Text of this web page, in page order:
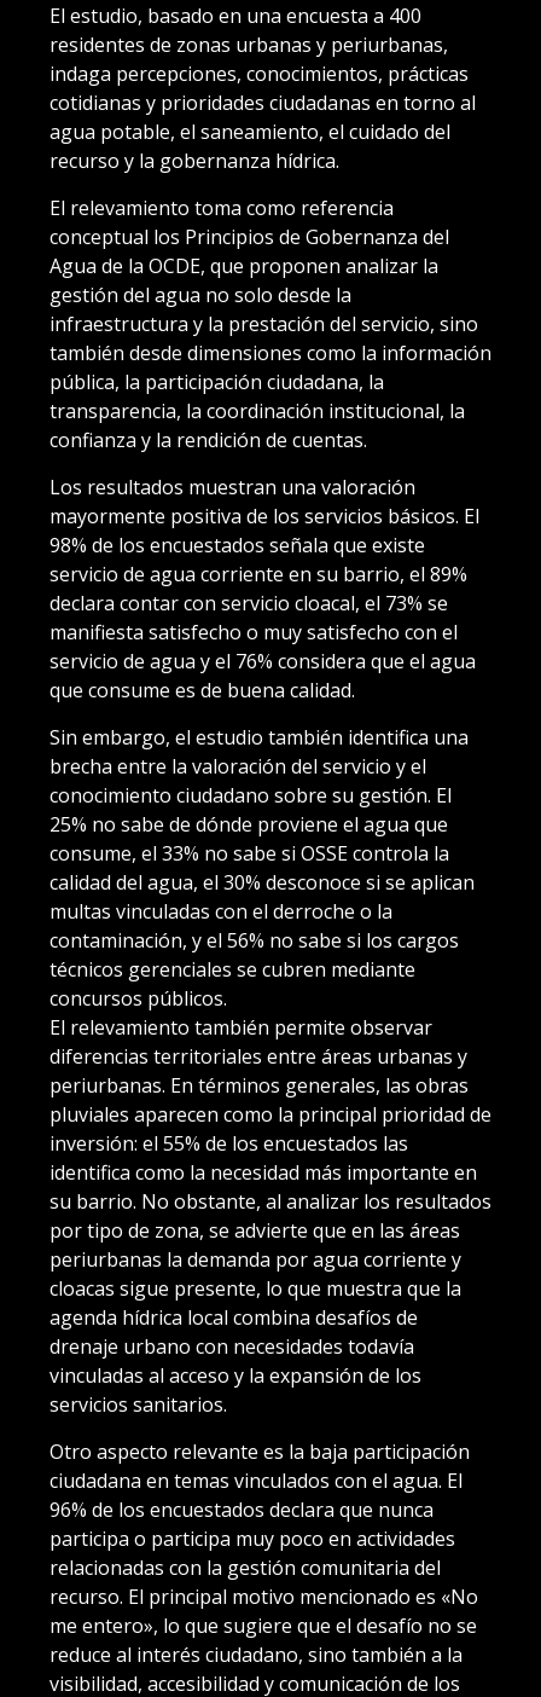
El estudio, basado en una encuesta a 400
residentes de zonas urbanas y periurbanas,
indaga percepciones, conocimientos, prácticas
cotidianas y prioridades ciudadanas en torno al
agua potable, el saneamiento, el cuidado del
recurso y la gobernanza hídrica.
El relevamiento toma como referencia
conceptual los Principios de Gobernanza del
Agua de la OCDE, que proponen analizar la
gestión del agua no solo desde la
infraestructura y la prestación del servicio, sino
también desde dimensiones como la información
pública, la participación ciudadana, la
transparencia, la coordinación institucional, la
confianza y la rendición de cuentas.
Los resultados muestran una valoración
mayormente positiva de los servicios básicos. El
98% de los encuestados señala que existe
servicio de agua corriente en su barrio, el 89%
declara contar con servicio cloacal, el 73% se
manifiesta satisfecho o muy satisfecho con el
servicio de agua y el 76% considera que el agua
que consume es de buena calidad.
Sin embargo, el estudio también identifica una
brecha entre la valoración del servicio y el
conocimiento ciudadano sobre su gestión. El
25% no sabe de dónde proviene el agua que
consume, el 33% no sabe si OSSE controla la
calidad del agua, el 30% desconoce si se aplican
multas vinculadas con el derroche o la
contaminación, y el 56% no sabe si los cargos
técnicos gerenciales se cubren mediante
concursos públicos.
El relevamiento también permite observar
diferencias territoriales entre áreas urbanas y
periurbanas. En términos generales, las obras
pluviales aparecen como la principal prioridad de
inversión: el 55% de los encuestados las
identifica como la necesidad más importante en
su barrio. No obstante, al analizar los resultados
por tipo de zona, se advierte que en las áreas
periurbanas la demanda por agua corriente y
cloacas sigue presente, lo que muestra que la
agenda hídrica local combina desafíos de
drenaje urbano con necesidades todavía
vinculadas al acceso y la expansión de los
servicios sanitarios.
Otro aspecto relevante es la baja participación
ciudadana en temas vinculados con el agua. El
96% de los encuestados declara que nunca
participa o participa muy poco en actividades
relacionadas con la gestión comunitaria del
recurso. El principal motivo mencionado es «No
me entero», lo que sugiere que el desafío no se
reduce al interés ciudadano, sino también a la
visibilidad, accesibilidad y comunicación de los